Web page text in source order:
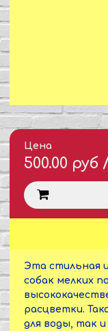
Цена
500.00
Эта стильная
собак мелких
расцветки.
для воды, так